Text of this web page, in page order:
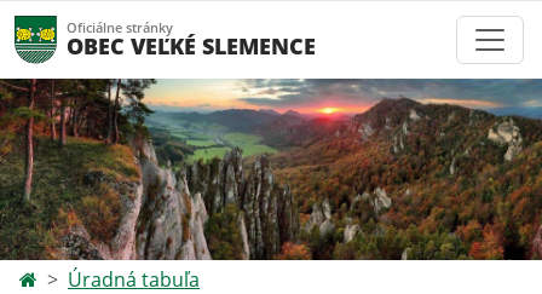
Oficiálne stránky
OBEC VEĽKÉ SLEMENCE
Úradná tabuľa